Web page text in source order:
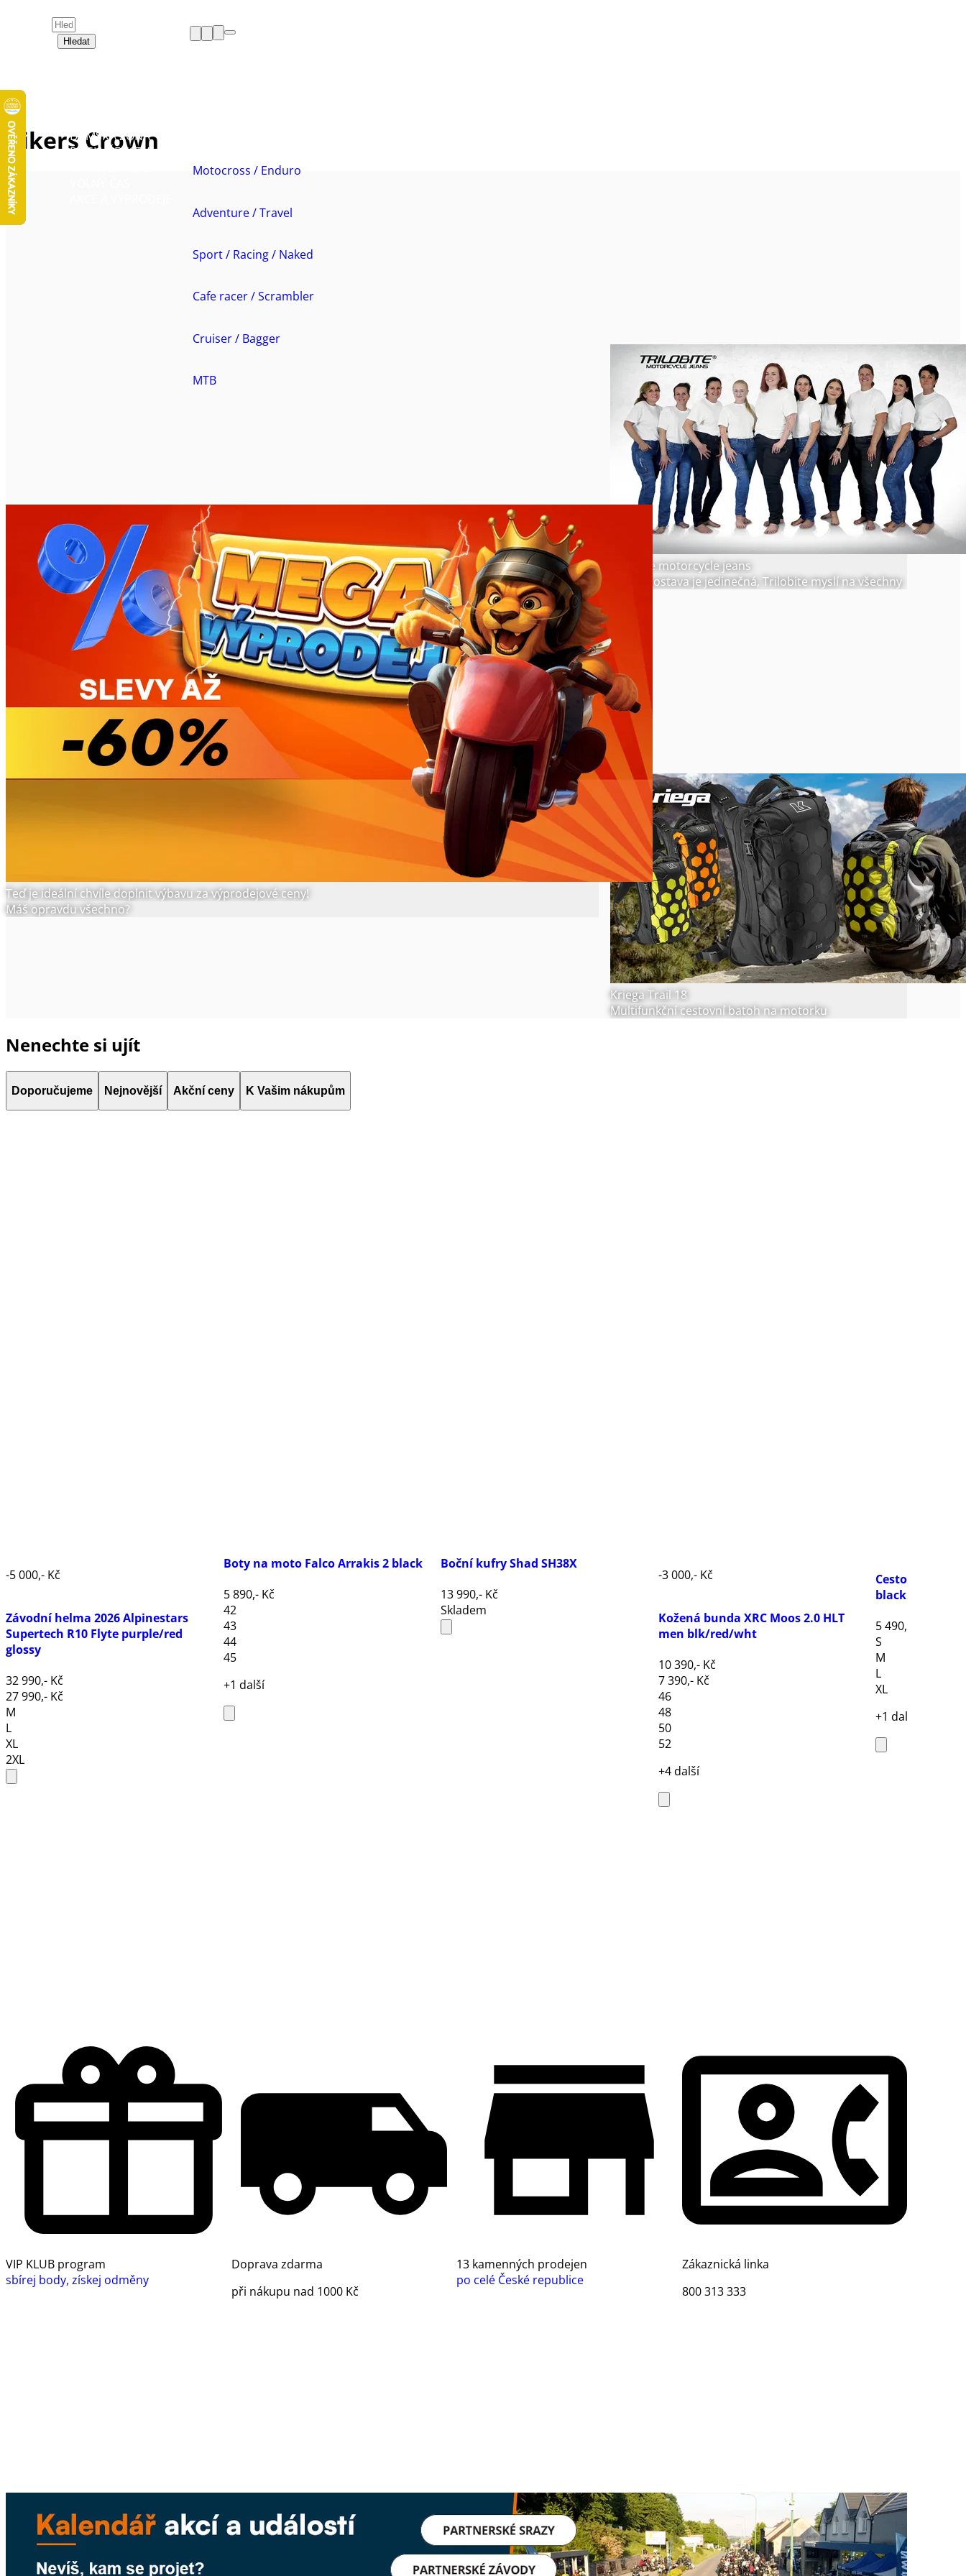
Hledat
Motocross / Enduro
Adventure / Travel
Sport / Racing / Naked
Cafe racer / Scrambler
Cruiser / Bagger
MTB
DÁMSKÁ ZÓNA
PŘÍSLUŠENSTVÍ
Bikers Crown
Teď je ideální chvíle doplnit výbavu za výprodejové ceny!
Máš opravdu všechno?
Trilobite motorcycle jeans
Každá postava je jedinečná, Trilobite myslí na všechny
Kriega Trail 18
Multifunkční cestovní batoh na motorku
Nenechte si ujít
Doporučujeme Nejnovější Akční ceny K Vašim nákupům
-5 000,- Kč
Závodní helma 2026 Alpinestars
Supertech R10 Flyte purple/red
glossy
32 990,- Kč
27 990,- Kč
M
L
XL
2XL
Boty na moto Falco Arrakis 2 black
5 890,- Kč
42
43
44
45
+1 další
Boční kufry Shad SH38X
13 990,- Kč
Skladem
-3 000,- Kč
Kožená bunda XRC Moos 2.0 HLT
men blk/red/wht
10 390,- Kč
7 390,- Kč
46
48
50
52
+4 další
Cestovní
black
5 490,- Kč
S
M
L
XL
+1 další
VIP KLUB program
sbírej body, získej odměny
Doprava zdarma
při nákupu nad 1000 Kč
13 kamenných prodejen
po celé České republice
Zákaznická linka
800 313 333